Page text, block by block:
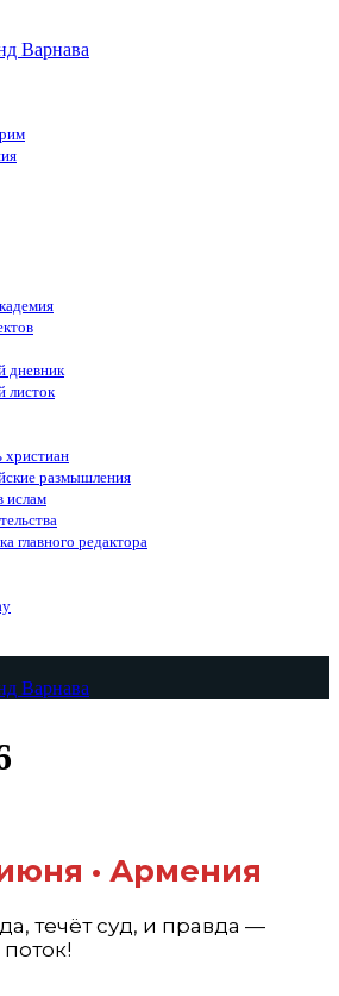
дневник
листок
размышления
ислам
главного редактора
• Армения
течёт суд, и правда —